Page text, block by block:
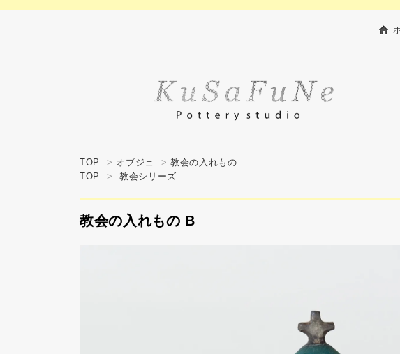
TOP > オブジェ > 教会の入れもの
TOP
> 教会シリーズ
教会の入れもの B